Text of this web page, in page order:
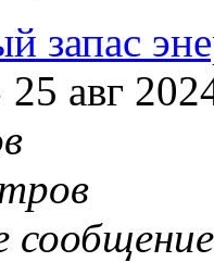
запас
25 авг